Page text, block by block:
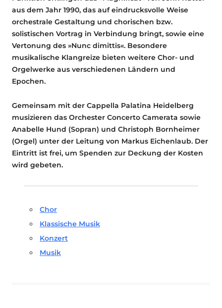
aus dem Jahr 1990, das auf eindrucksvolle Weise
orchestrale Gestaltung und chorischen bzw.
solistischen Vortrag in Verbindung bringt, sowie eine
Vertonung des »Nunc dimittis«. Besondere
musikalische Klangreize bieten weitere Chor- und
Orgelwerke aus verschiedenen Ländern und
Epochen.
Gemeinsam mit der Cappella Palatina Heidelberg
musizieren das Orchester Concerto Camerata sowie
Anabelle Hund (Sopran) und Christoph Bornheimer
(Orgel) unter der Leitung von Markus Eichenlaub. Der
Eintritt ist frei, um Spenden zur Deckung der Kosten
wird gebeten.
Chor
Klassische Musik
Konzert
Musik